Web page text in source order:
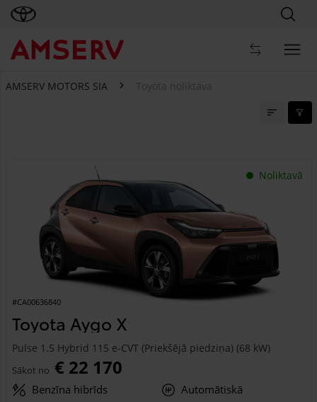
AMSERV MOTORS SIA Toyota noliktava
Noliktavā
#CA00636840
Toyota Aygo X
Pulse 1.5 Hybrid 115 e-CVT (Priekšējā piedziņa) (68 kW)
Sākot no € 22 170
Benzīna hibrīds
Automātiskā